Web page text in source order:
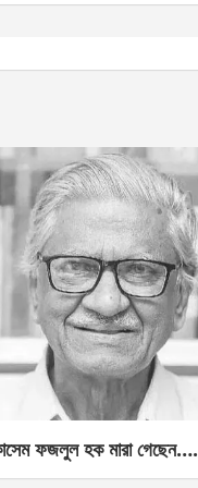
ফজলুল হক মারা গেছেন….